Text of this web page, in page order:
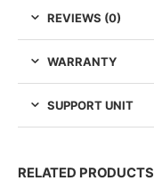
REVIEWS (0)
WARRANTY
SUPPORT UNIT
RELATED PRODUCTS